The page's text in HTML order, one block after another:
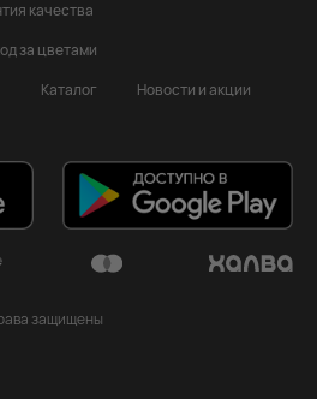
качества
за цветами
Каталог Новости и акции
защищены